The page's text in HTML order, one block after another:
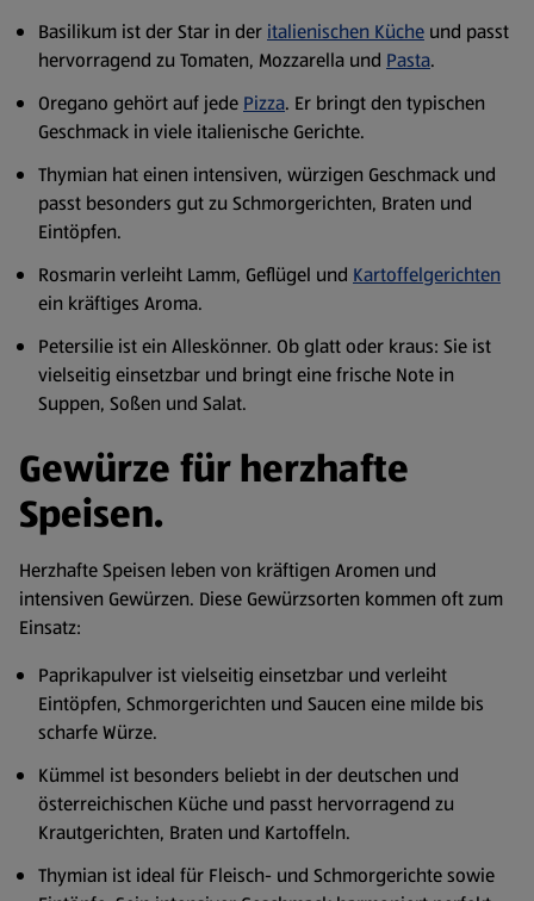
Basilikum ist der Star in der italienischen Küche und passt
hervorragend zu Tomaten, Mozzarella und Pasta.
Oregano gehört auf jede Pizza. Er bringt den typischen
Geschmack in viele italienische Gerichte.
Thymian hat einen intensiven, würzigen Geschmack und
passt besonders gut zu Schmorgerichten, Braten und
Eintöpfen.
Rosmarin verleiht Lamm, Geflügel und Kartoffelgerichten
ein kräftiges Aroma.
Petersilie ist ein Alleskönner. Ob glatt oder kraus: Sie ist
vielseitig einsetzbar und bringt eine frische Note in
Suppen, Soßen und Salat.
Gewürze für herzhafte
Speisen.
Herzhafte Speisen leben von kräftigen Aromen und
intensiven Gewürzen. Diese Gewürzsorten kommen oft zum
Einsatz:
Paprikapulver ist vielseitig einsetzbar und verleiht
Eintöpfen, Schmorgerichten und Saucen eine milde bis
scharfe Würze.
Kümmel ist besonders beliebt in der deutschen und
österreichischen Küche und passt hervorragend zu
Krautgerichten, Braten und Kartoffeln.
Thymian ist ideal für Fleisch- und Schmorgerichte sowie